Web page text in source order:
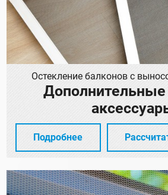
Остекление балконов с
Дополнительные
Подробнее